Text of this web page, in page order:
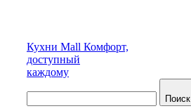
Кухни Mall Комфорт,
доступный
каждому
Поиск